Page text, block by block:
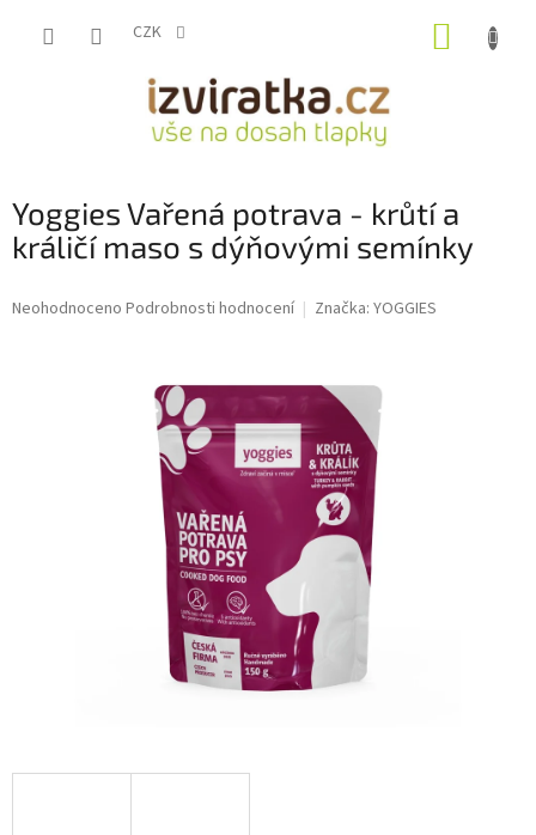
CZK
Yoggies Vařená potrava - krůtí a
králičí maso s dýňovými semínky
Průměrné
Neohodnoceno Podrobnosti hodnocení Značka: YOGGIES